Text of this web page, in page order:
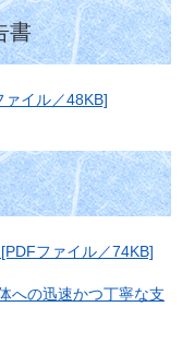
書
イル／48KB]
ファイル／74KB]
への迅速かつ丁寧な支